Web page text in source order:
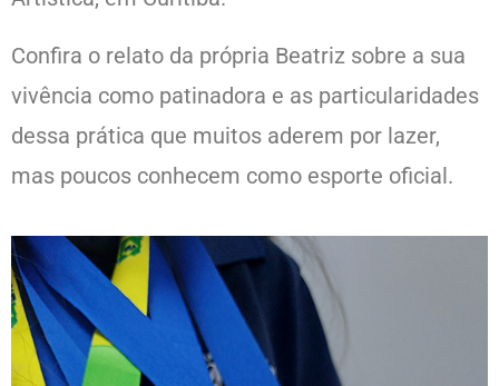
Confira o relato da própria Beatriz sobre a sua
vivência como patinadora e as particularidades
dessa prática que muitos aderem por lazer,
mas poucos conhecem como esporte oficial.